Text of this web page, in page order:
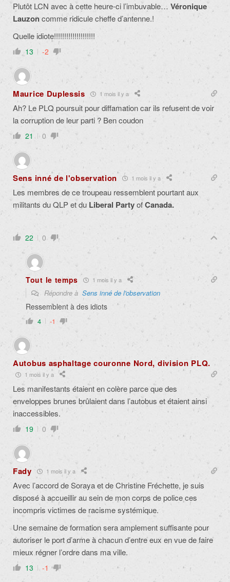
Plutôt LCN avec à cette heure-ci l’imbuvable… Véronique
Lauzoncomme ridicule cheffe d’antenne.!
Quelle idiote!!!!!!!!!!!!!!!!!!!!
13 -2
Maurice Duplessis 1 mois il y a
Ah? Le PLQ poursuit pour diffamation car ils refusent de voir
la corruption de leur parti ? Ben coudon
21 0
Sens inné de l'observation 1 mois il y a
Les membres de ce troupeau ressemblent pourtant aux
militants du QLP et du Liberal PartyofCanada.
22 0
Tout le temps 1 mois il y a
Répondre à Sens inné de l'observation
Ressemblent à des idiots
4 -1
Autobus asphaltage couronne Nord, division PLQ.
1 mois il y a
Les manifestants étaient en colère parce que des
enveloppes brunes brûlaient dans l’autobus et étaient ainsi
inaccessibles.
19 0
Fady 1 mois il y a
Avec l’accord de Soraya et de Christine Fréchette, je suis
disposéà accueillirau sein de mon corps de policeces
incompris victimes de racisme systémique.
Une semaine de formation sera amplement suffisante pour
autoriser le port d’arme à chacun d’entre eux en vue de faire
mieux régner l’ordre dans ma ville.
13 -1